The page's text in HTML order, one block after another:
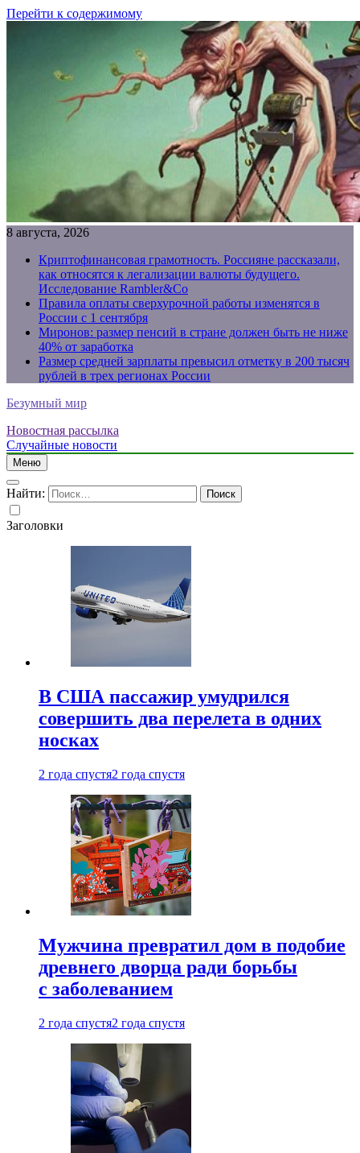
Перейти к содержимому
8 августа, 2026
Криптофинансовая грамотность. Россияне рассказали,
как относятся к легализации валюты будущего.
Исследование Rambler&Co
Правила оплаты сверхурочной работы изменятся в
России с 1 сентября
Миронов: размер пенсий в стране должен быть не ниже
40% от заработка
Размер средней зарплаты превысил отметку в 200 тысяч
рублей в трех регионах России
Безумный мир
Новостная рассылка
Случайные новости
Меню
Найти:
Заголовки
В США пассажир умудрился
совершить два перелета в одних
носках
2 года спустя2 года спустя
Мужчина превратил дом в подобие
древнего дворца ради борьбы
с заболеванием
2 года спустя2 года спустя